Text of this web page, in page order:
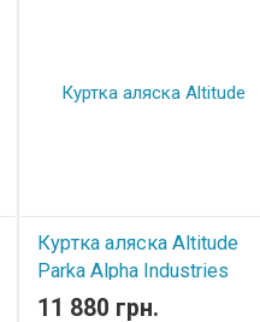
Куртка аляска Altitude
Parka Alpha Industries
Navy
11 880 грн.